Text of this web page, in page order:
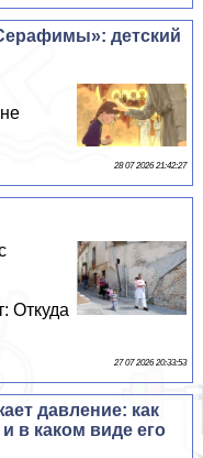
детский
28 07 2026 21:42:27
Откуда
27 07 2026 20:33:53
давление: как
в каком виде его